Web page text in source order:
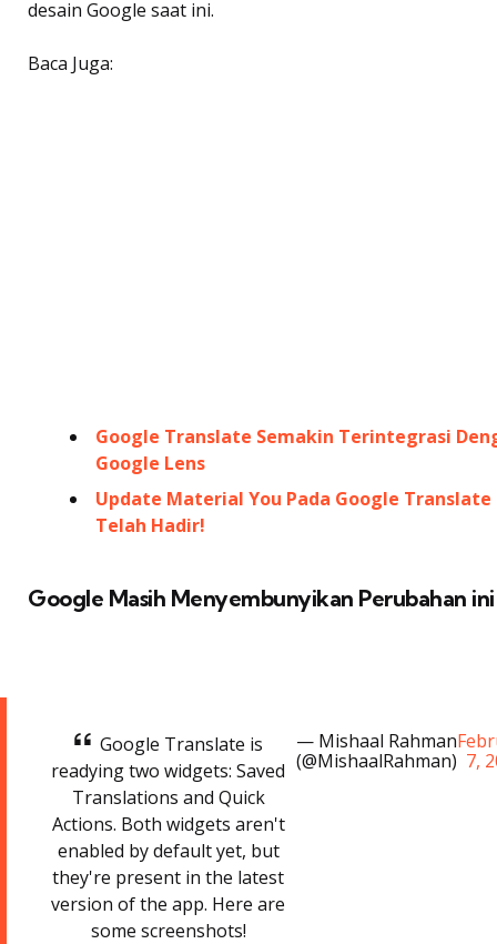
desain Google saat ini.
Baca Juga:
Google Translate Semakin Terintegrasi
Google Lens
Update Material You Pada Google Translate
Telah Hadir!
Google Masih Menyembunyikan Perubahan ini
Google Translate is
readying two widgets: Saved
Translations and Quick
Actions. Both widgets aren't
enabled by default yet, but
they're present in the latest
version of the app. Here are
some screenshots!
— Mishaal Rahman
(@MishaalRahman) 7,